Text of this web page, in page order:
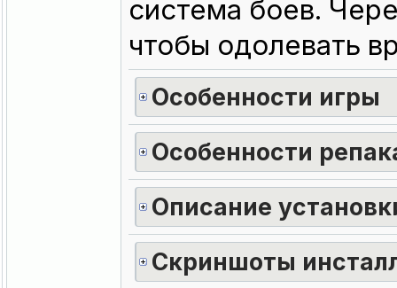
система боев.
чтобы одолевать
Особенности игры
Особенности
Описание
Скриншоты